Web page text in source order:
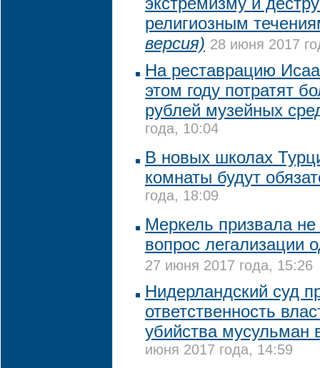
религиозным
версия) 28 июня 2017
На реставрацию
этом году потратят
рублей музейных
года, 10:04
В новых школах
комнаты будут
года, 18:09
Меркель призвала не
вопрос легализации
27 июня 2017 года, 15:26
Нидерландский суд
ответственность
убийства мусульман
июня 2017 года, 14:59